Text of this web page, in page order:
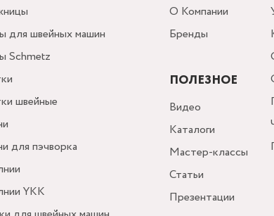
для швейных машин
Schmetz
швейные
для пэчворка
YKK
О Компании
Бренды
ПОЛЕЗНОЕ
Видео
Каталоги
Мастер-классы
Статьи
Презентации